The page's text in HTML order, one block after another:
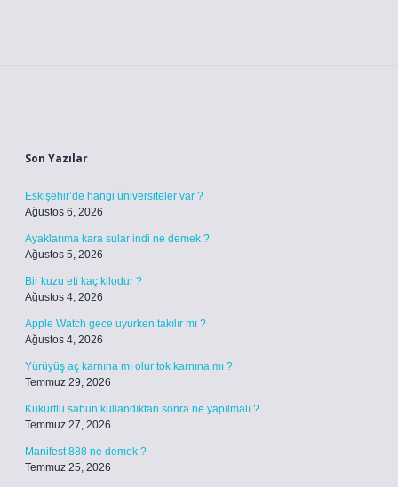
Son Yazılar
Eskişehir’de hangi üniversiteler var ?
Ağustos 6, 2026
Ayaklarıma kara sular indi ne demek ?
Ağustos 5, 2026
Bir kuzu eti kaç kilodur ?
Ağustos 4, 2026
Apple Watch gece uyurken takılır mı ?
Ağustos 4, 2026
Yürüyüş aç karnına mı olur tok karnına mı ?
Temmuz 29, 2026
Kükürtlü sabun kullandıktan sonra ne yapılmalı ?
Temmuz 27, 2026
Manifest 888 ne demek ?
Temmuz 25, 2026